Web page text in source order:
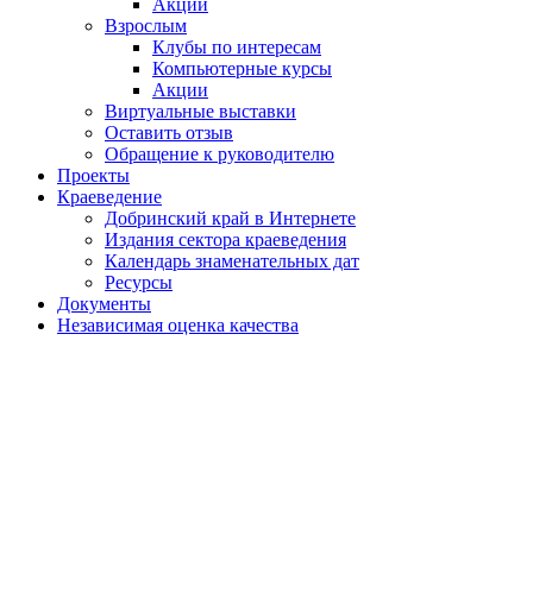
Взрослым
Клубы по интересам
Компьютерные курсы
Акции
Виртуальные выставки
Оставить отзыв
Обращение к руководителю
Проекты
Краеведение
Добринский край в Интернете
Издания сектора краеведения
Календарь знаменательных дат
Ресурсы
Документы
Независимая оценка качества